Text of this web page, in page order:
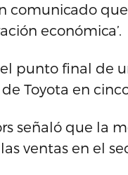
comunicado
económica’.
el punto final de
Toyota en
señaló que la
ventas en el